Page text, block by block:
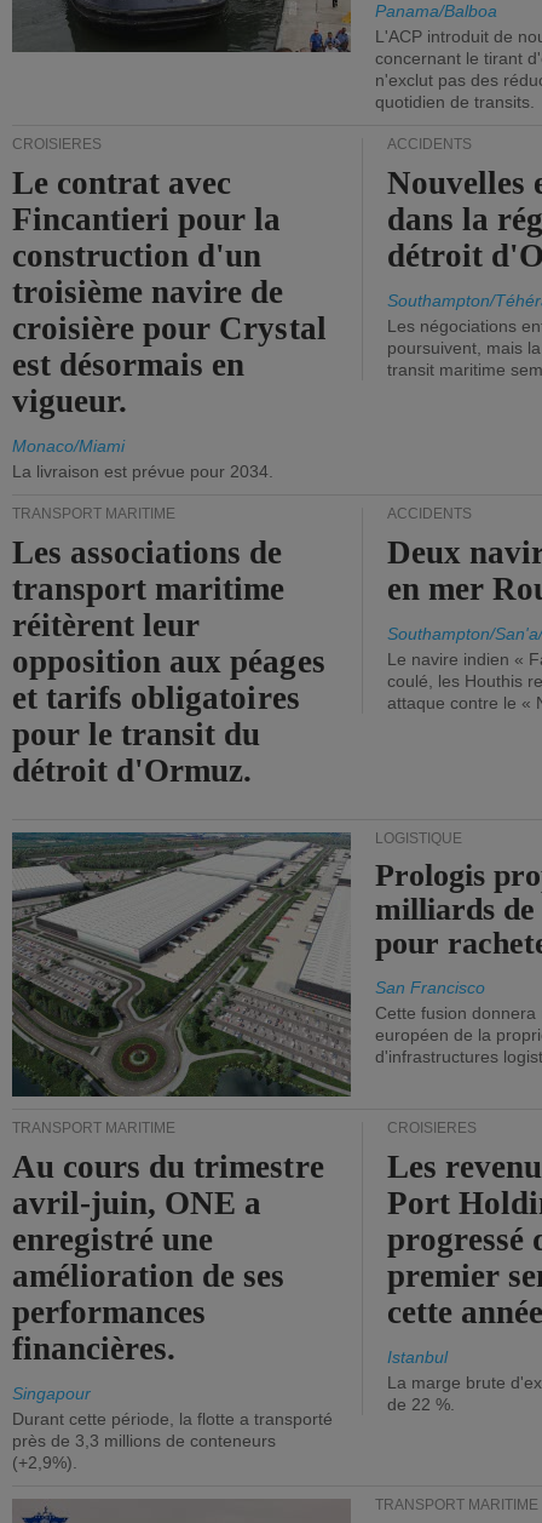
Panama/Balboa
L'ACP introduit de
concernant le tirant
n'exclut pas des
quotidien de transits.
CROISIÈRES
Le contrat avec
Fincantieri pour la
construction d'un
troisième navire de
croisière pour Crystal
est désormais en
vigueur.
Monaco/Miami
La livraison est prévue pour 2034.
ACCIDENTS
Nouvelles
dans la
détroit
Southampton/
Les négociations
poursuivent, mais
transit maritime
TRANSPORT MARITIME
Les associations de
transport maritime
réitèrent leur
opposition aux péages
et tarifs obligatoires
pour le transit du
détroit d'Ormuz.
ACCIDENTS
Deux
en mer
Southampton/
Le navire indien «
coulé, les Houthis
attaque contre le «
LOGISTIQUE
Prologis
milliards
pour
San Francisco
Cette fusion
européen de la
d'infrastructures
TRANSPORT MARITIME
Au cours du trimestre
avril-juin, ONE a
enregistré une
amélioration de ses
performances
financières.
Singapour
Durant cette période, la flotte a transporté
près de 3,3 millions de conteneurs
(+2,9%).
CROISIÈRES
Les
Port
progressé
premier
cette
Istanbul
La marge brute
de 22 %.
TRANSPORT MARITIME